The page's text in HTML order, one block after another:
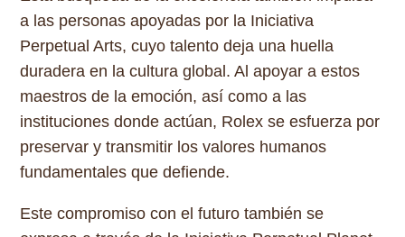
a las personas apoyadas por la Iniciativa
Perpetual Arts, cuyo talento deja una huella
duradera en la cultura global. Al apoyar a estos
maestros de la emoción, así como a las
instituciones donde actúan, Rolex se esfuerza por
preservar y transmitir los valores humanos
fundamentales que defiende.
Este compromiso con el futuro también se